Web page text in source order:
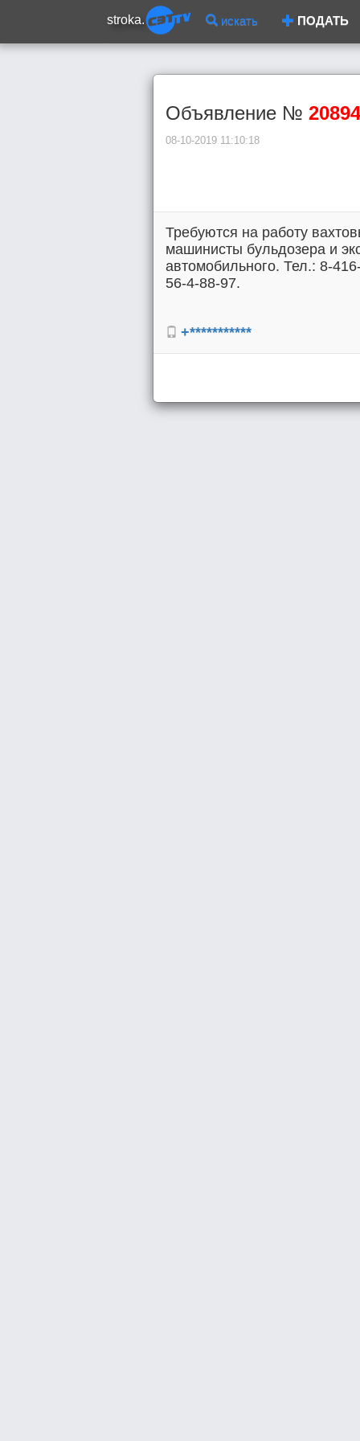
stroka. искать ПОДАТЬ
Объявление № 20894
08-10-2019 11:10:18
Требуются на работу
машинисты бульдозера и
автомобильного. Тел.: 8-
56-4-88-97.
+***********